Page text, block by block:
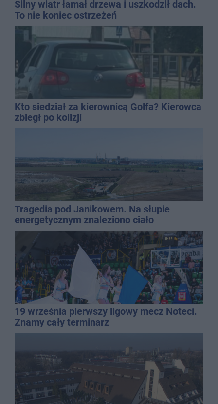
Silny wiatr łamał drzewa i uszkodził dach.
To nie koniec ostrzeżeń
Kto siedział za kierownicą Golfa? Kierowca
zbiegł po kolizji
Tragedia pod Janikowem. Na słupie
energetycznym znaleziono ciało
mężczyzny
19 września pierwszy ligowy mecz Noteci.
Znamy cały terminarz